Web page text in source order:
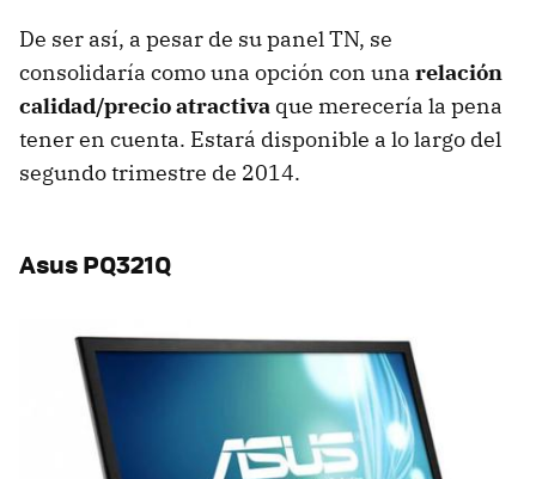
De ser así, a pesar de su panel TN, se
consolidaría como una opción con una relación
calidad/precio atractiva que merecería la pena
tener en cuenta. Estará disponible a lo largo del
segundo trimestre de 2014.
Asus PQ321Q